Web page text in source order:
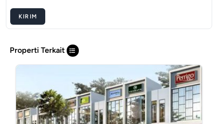
KIRIM
Properti Terkait